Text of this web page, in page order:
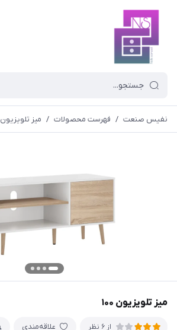
نفیس صنعت / فهرست محصولات / میز تلویزیون ۱۰۰
میز تلویزیون ۱۰۰
از 6 نظر علاقه‌مندی